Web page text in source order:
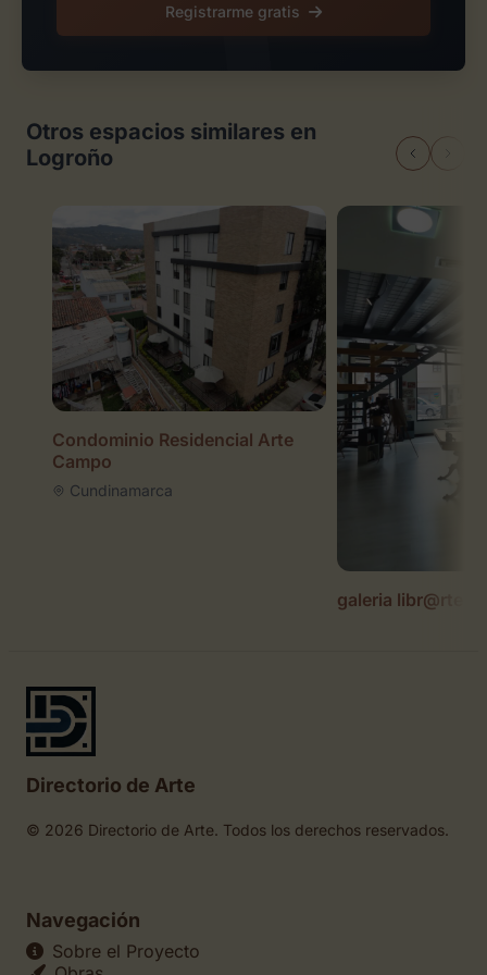
Registrarme gratis
Otros espacios similares en
Logroño
Condominio Residencial Arte
Campo
Cundinamarca
galeria libr@rte
Directorio de Arte
© 2026 Directorio de Arte. Todos los derechos reservados.
Navegación
Sobre el Proyecto